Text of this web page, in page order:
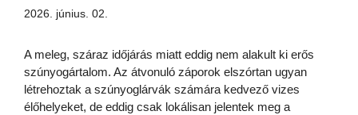
2026. június. 02.
A meleg, száraz időjárás miatt eddig nem alakult ki erős
szúnyogártalom. Az átvonuló záporok elszórtan ugyan
létrehoztak a szúnyoglárvák számára kedvező vizes
élőhelyeket, de eddig csak lokálisan jelentek meg a